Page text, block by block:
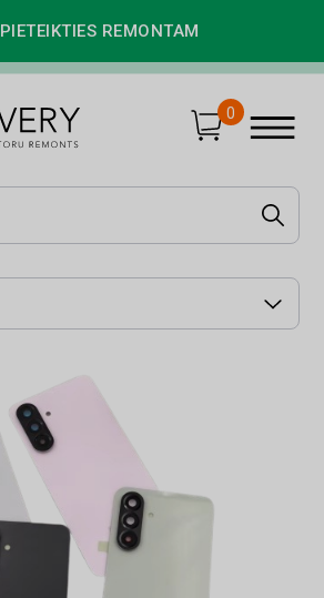
PIETEIKTIES REMONTAM
0